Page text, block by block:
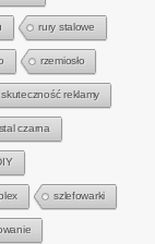
rury stalowe
rzemiosło
skuteczność reklamy
stal czarna
szlefowarki